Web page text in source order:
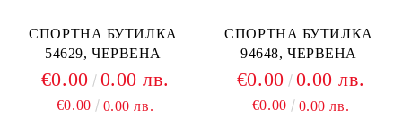
СПОРТНА БУТИЛКА
54629, ЧЕРВЕНА
€0.00 0.00 лв.
€0.00 0.00 лв.
СПОРТНА БУТИЛКА
94648, ЧЕРВЕНА
€0.00 0.00 лв.
€0.00 0.00 лв.